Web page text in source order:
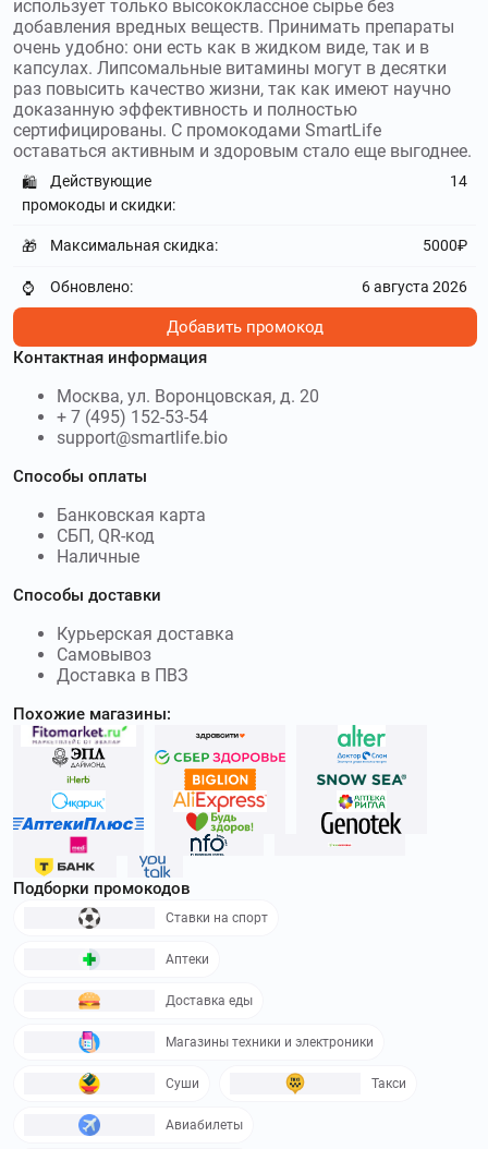
предоставляет профессиональную психологическую
помощь онлайн. Используйтепромокоды Яснои получите
скидку до 3150₽
revyline.ru–Revyline бренд
профессиональных средств гигиены полости рта, который
делает стоматологический уход клинически эффективным
и при этом домашним по удобству. Используйте
промокоды Revyline
компания, специализирующаяся на продаже
профессиональных массажеров и оборудования для
массажа. Используйте
промокоды MaxMassageи получите
health.genotek.ru
– российский онлайн-сервис, работающей в сфере
генетических исследований с 2010 года. Используйте
промокоды Генотек Здоровье
использует только высококлассное сырье без
добавления вредных веществ. Принимать препараты
очень удобно: они есть как в жидком виде, так и в
капсулах. Липсомальные витамины могут в десятки
раз повысить качество жизни, так как имеют научно
доказанную эффективность и полностью
сертифицированы. С промокодами SmartLife
оставаться активным и здоровым стало еще выгоднее.
🛍️
Действующие
промокоды и скидки:
14
🎁 Максимальная скидка: 5000₽
⌚ Обновлено: 6 августа 2026
Добавить промокод
Контактная информация
Москва, ул. Воронцовская, д. 20
+ 7 (495) 152-53-54
support@smartlife.bio
Способы оплаты
Банковская карта
СБП, QR-код
Наличные
Способы доставки
Курьерская доставка
Самовывоз
Доставка в ПВЗ
Похожие магазины:
Подборки промокодов
Ставки на спорт
Аптеки
Доставка еды
Магазины техники и электроники
Суши Такси
Авиабилеты